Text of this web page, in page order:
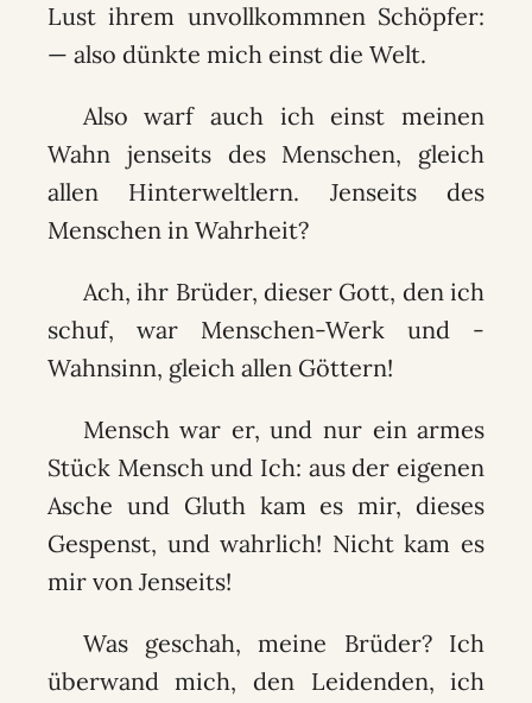
Lust ihrem unvollkommnen Schöpfer:
— also dünkte mich einst die Welt.
Also warf auch ich einst meinen
Wahn jenseits des Menschen, gleich
allen Hinterweltlern. Jenseits des
Menschen in Wahrheit?
Ach, ihr Brüder, dieser Gott, den ich
schuf, war Menschen-Werk und -
Wahnsinn, gleich allen Göttern!
Mensch war er, und nur ein armes
Stück Mensch und Ich: aus der eigenen
Asche und Gluth kam es mir, dieses
Gespenst, und wahrlich! Nicht kam es
mir von Jenseits!
Was geschah, meine Brüder? Ich
überwand mich, den Leidenden, ich